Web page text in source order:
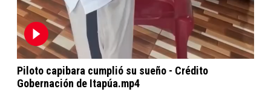
Piloto capibara cumplió su sueño - Crédito
Gobernación de Itapúa.mp4